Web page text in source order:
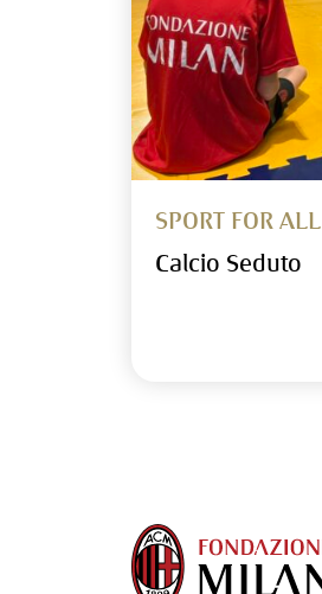
SPORT FOR ALL
Calcio Seduto